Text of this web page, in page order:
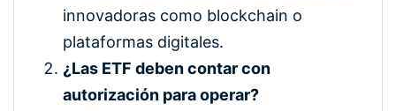
innovadoras como blockchain o
plataformas digitales.
¿Las ETF deben contar con
autorización para operar?